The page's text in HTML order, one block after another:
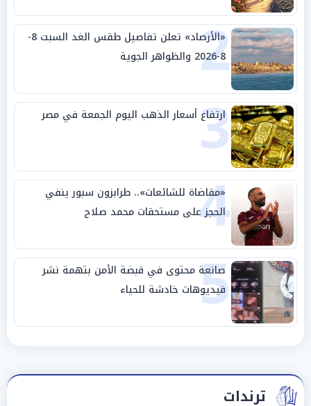
2
«الأرصاد» تعلن تفاصيل طقس الغد السبت 8-
8-2026 والظواهر الجوية
3
ارتفاع أسعار الذهب اليوم الجمعة في مصر
4
«مقاضاة للشائعات».. طرابزون سبور ينفي
الحجز على مستحقات محمد صلاح
5
صانعة محتوى في قبضة الأمن بتهمة نشر
فيديوهات خادشة للحياء
ترندات